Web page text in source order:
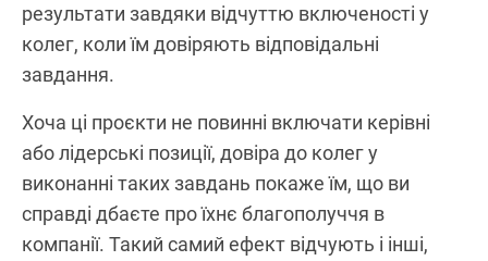
результати завдяки відчуттю включеності у
колег, коли їм довіряють відповідальні
завдання.
Хоча ці проєкти не повинні включати керівні
або лідерські позиції, довіра до колег у
виконанні таких завдань покаже їм, що ви
справді дбаєте про їхнє благополуччя в
компанії. Такий самий ефект відчують і інші,